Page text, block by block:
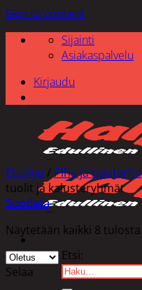
Skip to content
Sijainti
Asiakaspalvelu
Kirjaudu
Etsi:
Etusivu / Piha ja puutarha
tuolit ja kalusteryhmät
Suodata
Näytetään kaikki 8 tulosta
Selaa